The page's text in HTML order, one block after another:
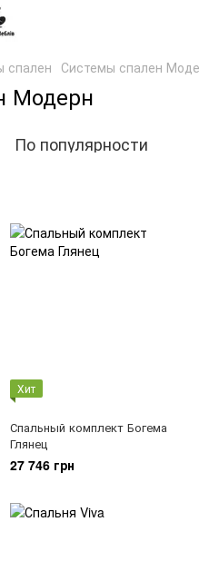
спален Системы спален
Модерн
По популярности
Хит
Спальный комплект Богема
Глянец
27 746 грн